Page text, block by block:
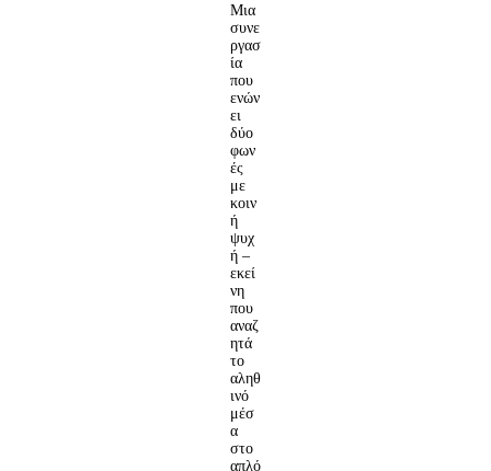
Μια
συνε
ργασ
ία
που
ενών
ει
δύο
φων
ές
με
κοιν
ή
ψυχ
ή –
εκεί
νη
που
αναζ
ητά
το
αληθ
ινό
μέσ
α
στο
απλό